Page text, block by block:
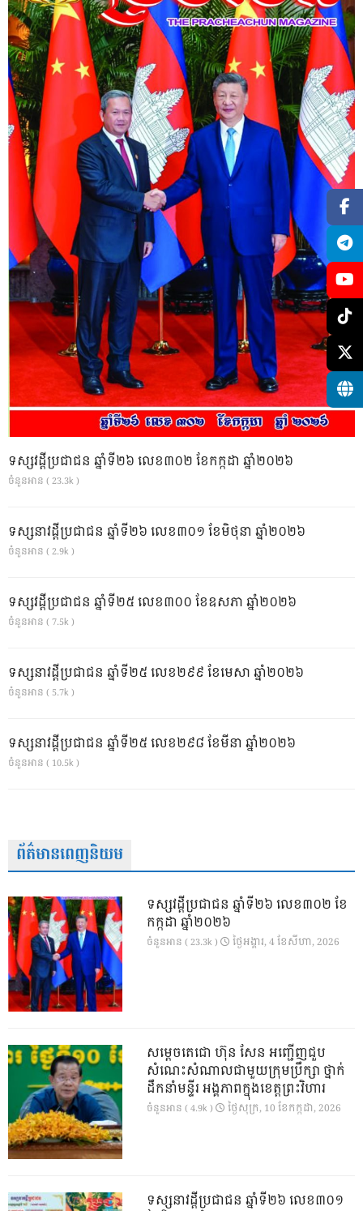
ទស្សវដ្តីប្រជាជន ឆ្នាំទី២៦ លេខ៣០២ ខែកក្កដា ឆ្នាំ២០២៦
ចំនួនអាន ( 23.3k )
ទស្សនាវដ្ដីប្រជាជន ឆ្នាំទី២៦ លេខ៣០១ ខែមិថុនា ឆ្នាំ២០២៦
ចំនួនអាន ( 2.9k )
ទស្សវដ្តីប្រជាជន ឆ្នាំទី២៥ លេខ៣០០ ខែឧសភា ឆ្នាំ២០២៦
ចំនួនអាន ( 7.5k )
ទស្សនាវដ្ដីប្រជាជន ឆ្នាំទី២៥ លេខ២៩៩ ខែមេសា ឆ្នាំ២០២៦
ចំនួនអាន ( 5.7k )
ទស្សនាវដ្ដីប្រជាជន ឆ្នាំទី២៥ លេខ២៩៨ ខែមីនា ឆ្នាំ២០២៦
ចំនួនអាន ( 10.5k )
ព័ត៌មានពេញនិយម
ទស្សវដ្តីប្រជាជន ឆ្នាំទី២៦ លេខ៣០២ ខែ
កក្កដា ឆ្នាំ២០២៦
ចំនួនអាន ( 23.3k ) ថ្ងៃ​អង្គារ, 4 ខែ​សីហា, 2026
សម្តេចតេជោ ហ៊ុន សែន អញ្ជើញជួប
សំណេះសំណាលជាមួយក្រុមប្រឹក្សា ថ្នាក់
ដឹកនាំមន្ទីរ អង្គភាពក្នុងខេត្តព្រះវិហារ
ចំនួនអាន ( 4.9k ) ថ្ងៃ​សុក្រ, 10 ខែ​កក្កដា, 2026
ទស្សនាវដ្ដីប្រជាជន ឆ្នាំទី២៦ លេខ៣០១